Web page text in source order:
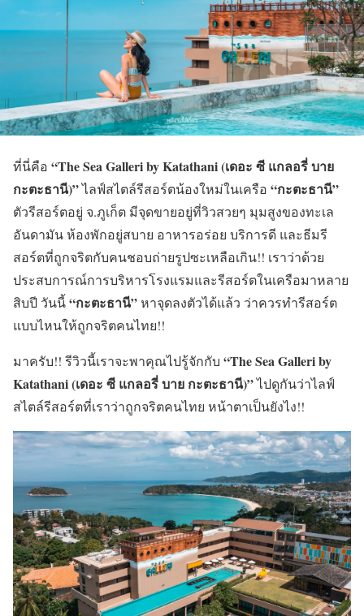
ที่นี่คือ “The Sea Galleri by Katathani (เดอะ ซี แกลอรี่ บาย
กะตะธานี)”ไลฟ์สไตล์รีสอร์ตน้องใหม่ในเครือ “กะตะธานี”
ตัวรีสอร์ตอยู่ จ.ภูเก็ต มีจุดขายอยู่ที่วิวสวยๆ มุมสูงของทะเล
อันดามัน ห้องพักอยู่สบาย อาหารอร่อย บริการดี และธีมรี
สอร์ตที่ถูกจริตกับคนชอบถ่ายรูปซะเหลือเกิน!! เราว่าด้วย
ประสบการณ์การบริหารโรงแรมและรีสอร์ตในเครือมาหลาย
สิบปี วันนี้“กะตะธานี”หาจุดลงตัวได้แล้ว ว่าควรทำรีสอร์ต
แบบไหนให้ถูกจริตคนไทย!!
มาครับ!! รีวิวนี้เราจะพาคุณไปรู้จักกับ “The Sea Galleri by
Katathani (เดอะ ซี แกลอรี่บาย กะตะธานี)”ไปดูกันว่าไลฟ์
สไตล์รีสอร์ตที่เราว่าถูกจริตคนไทย หน้าตาเป็นยังไง!!